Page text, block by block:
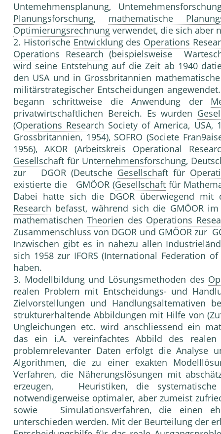
Untemehmensplanung,
Planungsforschung, mathematische
Optimierungsrechnung verwendet, die sich aber
2. Historische Entwicklungdes Operations
Operations Research (beispielsweise
wird seine Entstehung auf die Zeit ab 1940
den USA und in Grossbritannien
militärstrategischer Entscheidungen
be­gann schrittweise die Anwendung der
privatwirtschaftlichen Be­reich. Es wurden
(Operations Research Society of America, USA,
Grossbritannien, 1954), SOFRO (Societe
1956), AKOR (Arbeitskreis Operational
Gesellschaft für Unternehmensforschung,
zur DGOR (Deutsche Gesellschaft für
existierte die GMÖOR (Gesellschaft für
Dabei hatte sich die DGOR überwiegend mit
Research befasst, während sich die GMÖOR
mathematischenTheorien des Operations
Zusammenschluss von DGOR und GMÖOR zur
Inzwischen gibt es in nahezu allen
sich 1958 zur IFORS (International Federation
haben.
3. Modellbildung und Lösungsmethoden des
realen Problem mit Entscheidungs- und
Zielvorstellungen und Handlungsaltemativen
struk­turerhaltende Abbildungen mit Hilfe von
Ungleichun­gen etc. wird anschliessend ein
das ein i.A. vereinfachtes Abbild des
problemrelevanter Daten erfolgt die Analyse
Algorithmen, die zu einer exakten
Verfahren, die Näherungslösungen mit
erzeugen, Heuristiken, die systematische
notwendigerweise optimaler, aber zumeist
sowie Simulationsverfahren, die einen
unterschieden werden. Mit der Beurteilung der